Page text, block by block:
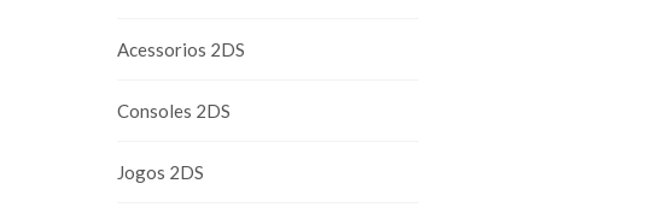
Acessorios 2DS
Consoles 2DS
Jogos 2DS